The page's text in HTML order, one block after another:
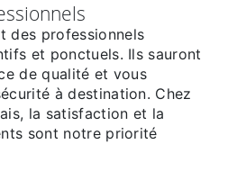
des professionnels
et ponctuels. Ils sauront
de qualité et vous
à destination. Chez
la satisfaction et la
sont notre priorité